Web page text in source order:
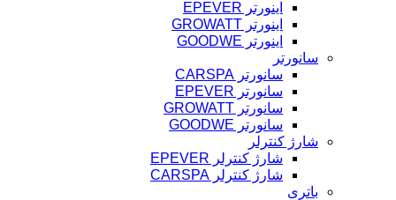
اینورتر EPEVER
اینورتر GROWATT
اینورتر GOODWE
سانورتر
سانورتر CARSPA
سانورتر EPEVER
سانورتر GROWATT
سانورتر GOODWE
شارژ کنترلر
شارژ کنترلر EPEVER
شارژ کنترلر CARSPA
باتری